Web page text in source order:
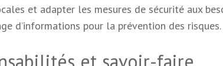
et adapter les mesures de sécurité aux
d’informations pour la prévention des risques.
et savoir-faire